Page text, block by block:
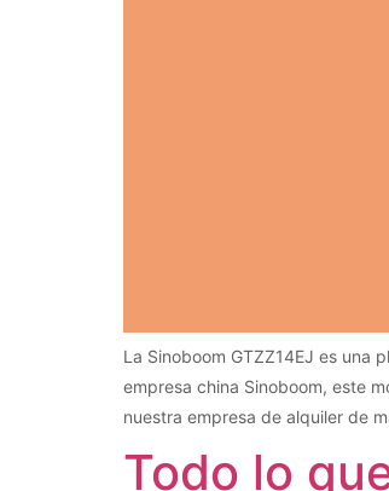
La Sinoboom GTZZ14EJ es una
empresa china Sinoboom, este
nuestra empresa de alquiler de
Todo lo